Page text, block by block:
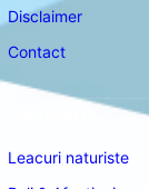
Disclaimer
Contact
Leacuri naturiste